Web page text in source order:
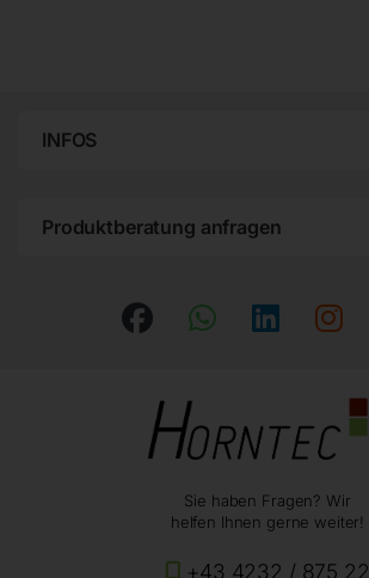
INFOS
Produktberatung anfragen
Sie haben Fragen? Wir
helfen Ihnen gerne weiter!
+43 4232 / 875 22